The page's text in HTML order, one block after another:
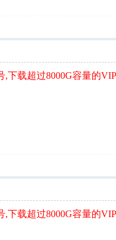
下载超过8000G容量的
下载超过8000G容量的